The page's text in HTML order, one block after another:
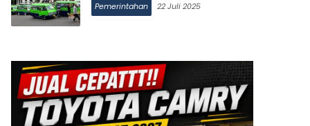
Pemerintahan 22 Juli 2025